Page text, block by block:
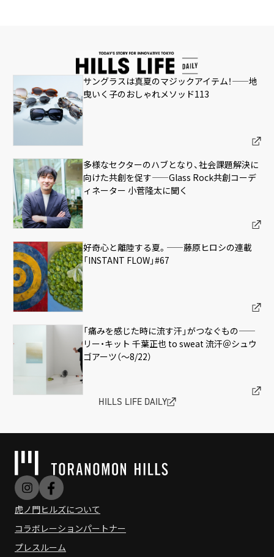
サングラスは真夏のマジックアイテム！——地
曳いく子のおしゃれメソッド113
多様なセクターのハブとなり、社会課題解決に
向けた共創を促す——Glass Rock共創コーデ
ィネーター 小菅隆太に聞く
好奇心と離陸する夏。——藤原ヒロシの連載
「INSTANT FLOW」#67
「痛みを感じた時に流す汗」がつなぐもの——
リー・キット 千葉正也 to sweat 流汗＠シュウ
ゴアーツ（〜8/22）
HILLS LIFE DAILY
虎ノ門ヒルズについて
コラボレーションパートナー
プレスルーム